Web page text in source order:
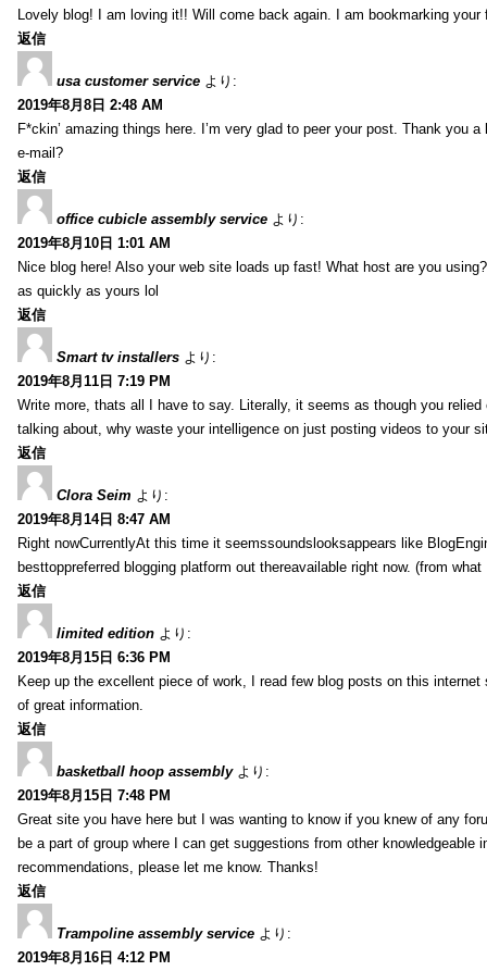
Lovely blog! I am loving it!! Will come back again. I am bookmarking your
返信
usa customer service より:
2019年8月8日 2:48 AM
F*ckin’ amazing things here. I’m very glad to peer your post. Thank you
e-mail?
返信
office cubicle assembly service より:
2019年8月10日 1:01 AM
Nice blog here! Also your web site loads up fast! What host are you
as quickly as yours lol
返信
Smart tv installers より:
2019年8月11日 7:19 PM
Write more, thats all I have to say. Literally, it seems as though you
talking about, why waste your intelligence on just posting videos to your
返信
Clora Seim より:
2019年8月14日 8:47 AM
Right nowCurrentlyAt this time it seemssoundslooksappears like
besttoppreferred blogging platform out thereavailable right now. (from
返信
limited edition より:
2019年8月15日 6:36 PM
Keep up the excellent piece of work, I read few blog posts on this
of great information.
返信
basketball hoop assembly より:
2019年8月15日 7:48 PM
Great site you have here but I was wanting to know if you knew of any
be a part of group where I can get suggestions from other
recommendations, please let me know. Thanks!
返信
Trampoline assembly service より:
2019年8月16日 4:12 PM